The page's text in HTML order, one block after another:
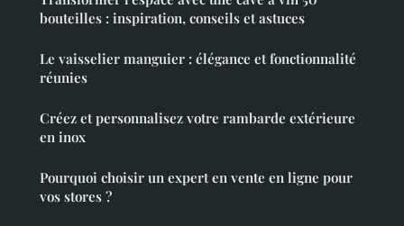
bouteilles : inspiration, conseils et astuces
Le vaisselier manguier : élégance et fonctionnalité
réunies
Créez et personnalisez votre rambarde extérieure
en inox
Pourquoi choisir un expert en vente en ligne pour
vos stores ?